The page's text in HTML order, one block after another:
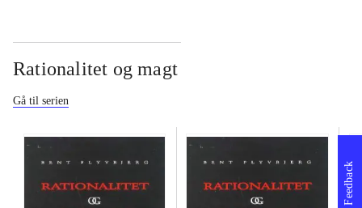
Rationalitet og magt
Gå til serien
Feedback